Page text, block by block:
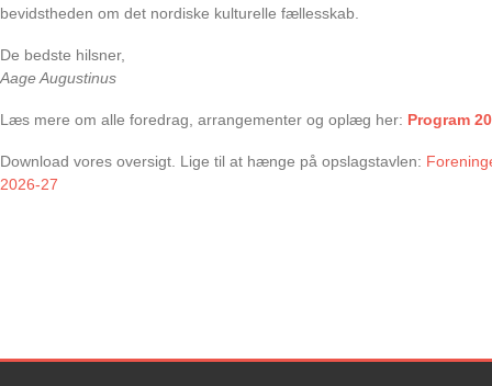
bevidstheden om det nordiske kulturelle fællesskab.
De bedste hilsner,
Aage Augustinus
Læs mere om alle foredrag, arrangementer og oplæg her: Program
Download vores oversigt. Lige til at hænge på opslagstavlen:
2026-27